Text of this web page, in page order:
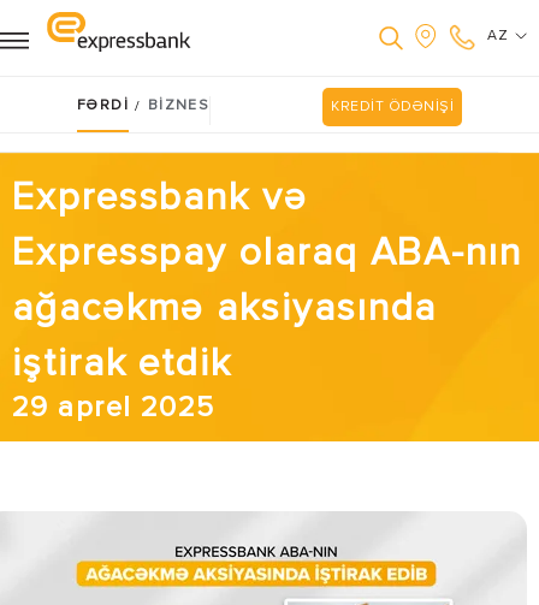
AZ
FƏRDİ / BİZNES KREDİT ÖDƏNİŞİ
Expressbank və
Expresspay olaraq ABA-nın
ağacəkmə aksiyasında
iştirak etdik
29 aprel 2025